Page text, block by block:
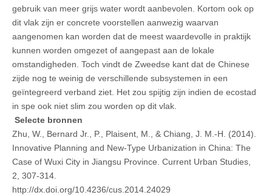
gebruik van meer grijs water wordt aanbevolen. Kortom ook op
dit vlak zijn er concrete voorstellen aanwezig waarvan
aangenomen kan worden dat de meest waardevolle in praktijk
kunnen worden omgezet of aangepast aan de lokale
omstandigheden. Toch vindt de Zweedse kant dat de Chinese
zijde nog te weinig de verschillende subsystemen in een
geïntegreerd verband ziet. Het zou spijtig zijn indien de ecostad
in spe ook niet slim zou worden op dit vlak.
Selecte bronnen
Zhu, W., Bernard Jr., P., Plaisent, M., & Chiang, J. M.-H. (2014).
Innovative Planning and New-Type Urbanization in China: The
Case of Wuxi City in Jiangsu Province. Current Urban Studies,
2, 307-314.
http://dx.doi.org/10.4236/cus.2014.24029